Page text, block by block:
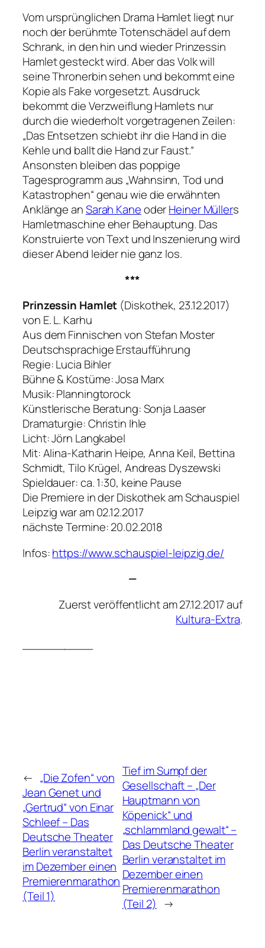
Vom ursprünglichen Drama Hamletliegt nur
noch der berühmte Totenschädel auf dem
Schrank, in den hin und wieder Prinzessin
Hamlet gesteckt wird. Aber das Volk will
seine Thronerbin sehen und bekommt eine
Kopie als Fake vorgesetzt. Ausdruck
bekommt die Verzweiflung Hamlets nur
durch die wiederholt vorgetragenen Zeilen:
„Das Entsetzen schiebt ihr die Hand in die
Kehle und ballt die Hand zur Faust.“
Ansonsten bleiben das poppige
Tagesprogramm aus „Wahnsinn, Tod und
Katastrophen“genau wie die erwähnten
Anklänge anSarah KaneoderHeiner Müllers
Hamletmaschineeher Behauptung. Das
Konstruierte von Text und Inszenierung wird
dieser Abend leider nie ganz los.
***
Prinzessin Hamlet (Diskothek, 23.12.2017)
von E. L. Karhu
Aus dem Finnischen von Stefan Moster
Deutschsprachige Erstaufführung
Regie: Lucia Bihler
Bühne & Kostüme: Josa Marx
Musik: Planningtorock
Künstlerische Beratung: Sonja Laaser
Dramaturgie: Christin Ihle
Licht: Jörn Langkabel
Mit: Alina-Katharin Heipe, Anna Keil, Bettina
Schmidt, Tilo Krügel, Andreas Dyszewski
Spieldauer: ca. 1:30, keine Pause
Die Premiere in der Diskothek am Schauspiel
Leipzig war am 02.12.2017
nächste Termine: 20.02.2018
Infos:https://www.schauspiel-leipzig.de/
—
Zuerst veröffentlicht am 27.12.2017 auf
Kultura-Extra.
__________
← „Die Zofen“ von
Jean Genet und
„Gertrud“ von Einar
Schleef – Das
Deutsche Theater
Berlin veranstaltet
im Dezember einen
Premierenmarathon
(Teil 1)
Tief im Sumpf der
Gesellschaft – „Der
Hauptmann von
Köpenick“ und
„schlammland gewalt“ –
Das Deutsche Theater
Berlin veranstaltet im
Dezember einen
Premierenmarathon
(Teil 2) →